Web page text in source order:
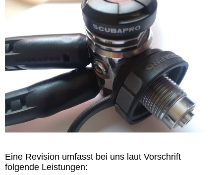
Eine Revision umfasst bei uns laut Vorschrift
folgende Leistungen: